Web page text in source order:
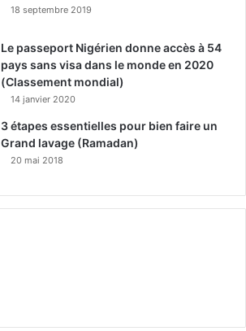
18 septembre 2019
Le passeport Nigérien donne accès à 54
pays sans visa dans le monde en 2020
(Classement mondial)
14 janvier 2020
3 étapes essentielles pour bien faire un
Grand lavage (Ramadan)
20 mai 2018